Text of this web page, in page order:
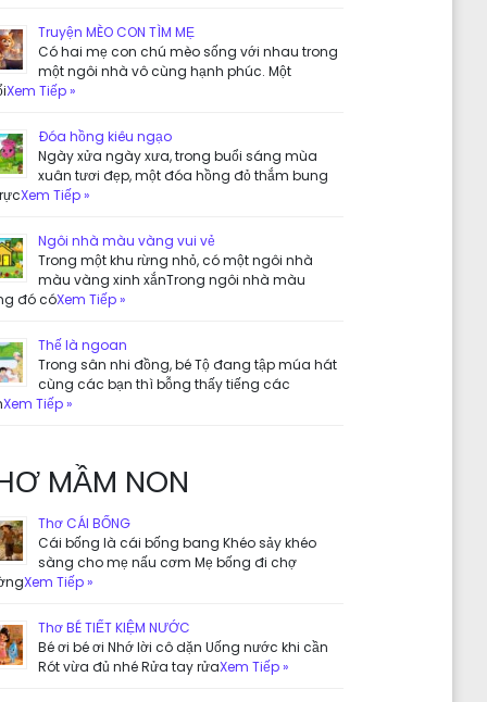
Truyện MÈO CON TÌM MẸ
Có hai mẹ con chú mèo sống với nhau trong
một ngôi nhà vô cùng hạnh phúc. Một
Xem Tiếp »
Đóa hồng kiêu ngạo
Ngày xửa ngày xưa, trong buổi sáng mùa
xuân tươi đẹp, một đóa hồng đỏ thắm bung
Xem Tiếp »
Ngôi nhà màu vàng vui vẻ
Trong một khu rừng nhỏ, có một ngôi nhà
màu vàng xinh xắnTrong ngôi nhà màu
đó cóXem Tiếp »
Thế là ngoan
Trong sân nhi đồng, bé Tộ đang tập múa hát
cùng các bạn thì bỗng thấy tiếng các
Xem Tiếp »
MẦM NON
Thơ CÁI BỐNG
Cái bống là cái bống bang Khéo sảy khéo
sàng cho mẹ nấu cơm Mẹ bống đi chợ
Xem Tiếp »
Thơ BÉ TIẾT KIỆM NƯỚC
Bé ơi bé ơi Nhớ lời cô dặn Uống nước khi cần
Rót vừa đủ nhé Rửa tay rửaXem Tiếp »